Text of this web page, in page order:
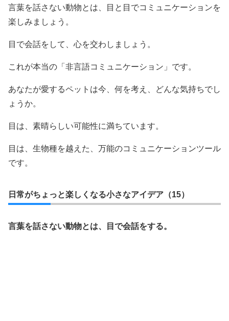
言葉を話さない動物とは、目と目でコミュニケーションを
楽しみましょう。
目で会話をして、心を交わしましょう。
これが本当の「非言語コミュニケーション」です。
あなたが愛するペットは今、何を考え、どんな気持ちでし
ょうか。
目は、素晴らしい可能性に満ちています。
目は、生物種を越えた、万能のコミュニケーションツール
です。
日常がちょっと楽しくなる小さなアイデア（15）
言葉を話さない動物とは、目で会話をする。